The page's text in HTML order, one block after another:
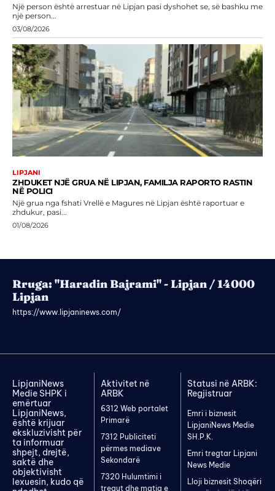
Një person është arrestuar në Lipjan pasi dyshohet se, së bashku me
një person...
03/08/2026
LIPJANI
ZHDUKET NJË GRUA NË LIPJAN, FAMILJA RAPORTO RASTIN
NË POLICI
Një grua nga fshati Vrellë e Magures në Lipjan është raportuar e
zhdukur, pasi...
01/08/2026
Rruga: "Haradin Bajrami" - Lipjan / 14000
Lipjan
https://www.lipjaninews.com/
LipjaniNews
Medie SHPK i
emërtuar
LipjaniNews,
është krijuar
ekskluzivisht për
ta informuar
shpejt, drejtë,
saktë dhe
objektivisht
lexuesin, kudo që
Aktivitet në
ARBK
6312 Web portalet
Primarë
7312 Publiciteti
përmes mediave
Sekondarë
7320 Hulumtimi i
tregut dhe matja e
Statusi në ARBK:
Regjistruar
Emri i biznesit
LipjaniNews Medie
SH.P.K.
Emri tregtar Lipjani
News Medie
Lloji biznesit Shoqëri